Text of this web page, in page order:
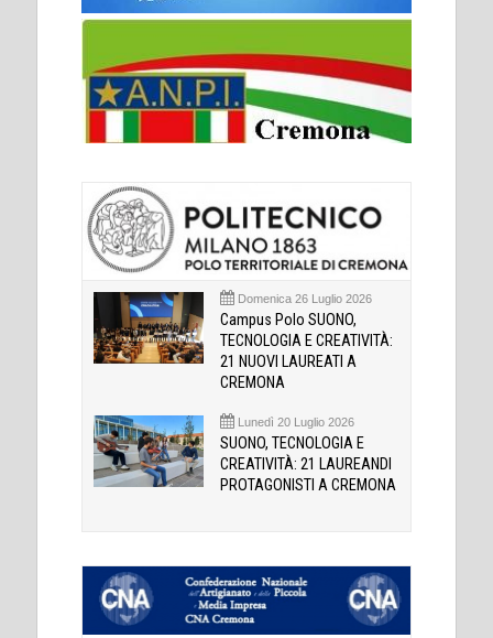
Domenica 26 Luglio 2026
Campus Polo SUONO,
TECNOLOGIA E CREATIVITÀ:
21 NUOVI LAUREATI A
CREMONA
Lunedì 20 Luglio 2026
SUONO, TECNOLOGIA E
CREATIVITÀ: 21 LAUREANDI
PROTAGONISTI A CREMONA